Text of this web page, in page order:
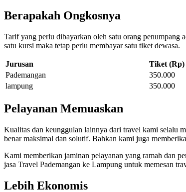
Berapakah Ongkosnya
Tarif yang perlu dibayarkan oleh satu orang penumpang
satu kursi maka tetap perlu membayar satu tiket dewasa.
Jurusan
Tiket (Rp)
Pademangan
350.000
lampung
350.000
Pelayanan Memuaskan
Kualitas dan keunggulan lainnya dari travel kami selalu
benar maksimal dan solutif. Bahkan kami juga
Kami memberikan jaminan pelayanan yang ramah dan
jasa Travel Pademangan ke Lampung untuk memesan
Lebih Ekonomis